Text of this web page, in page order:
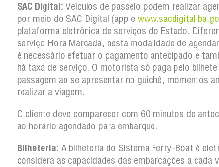
SAC Digital: Veículos de passeio podem realizar
por meio do SAC Digital (app e
plataforma eletrônica de serviços do Estado.
serviço Hora Marcada, nesta modalidade de
é necessário efetuar o pagamento antecipado e
há taxa de serviço. O motorista só paga pelo bilhete
passagem ao se apresentar no guichê, momentos
realizar a viagem.
O cliente deve comparecer com 60 minutos de
ao horário agendado para embarque.
Bilheteria: A bilheteria do Sistema Ferry-Boat é
considera as capacidades das embarcações a